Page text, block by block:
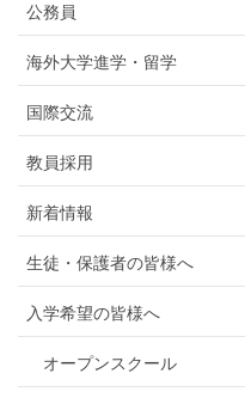
公務員
海外大学進学・留学
国際交流
教員採用
新着情報
生徒・保護者の皆様へ
入学希望の皆様へ
オープンスクール